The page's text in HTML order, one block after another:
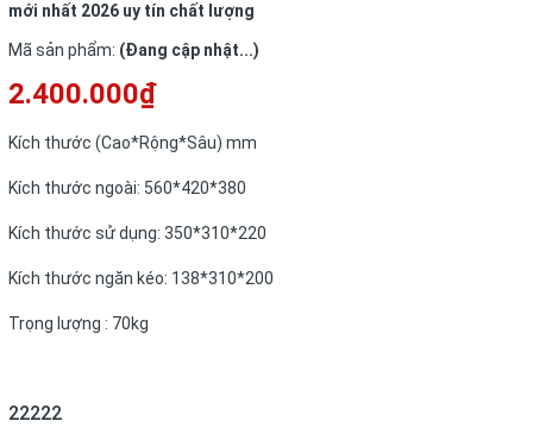
mới nhất 2026 uy tín chất lượng
Mã sản phẩm: (Đang cập nhật...)
2.400.000₫
Kích thước (Cao*Rộng*Sâu) mm
Kích thước ngoài: 560*420*380
Kích thước sử dụng: 350*310*220
Kích thước ngăn kéo: 138*310*200
Trọng lượng : 70kg
22222